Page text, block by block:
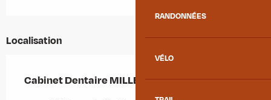
RANDONNÉES
VÉLO
Localisation
Cabinet Dentaire MILLE Myriam